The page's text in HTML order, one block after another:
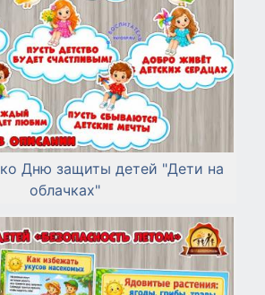
Дню защиты детей "Дети на
облачках"